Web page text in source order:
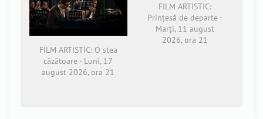
FILM ARTISTIC: O stea
căzătoare - Luni, 17
august 2026, ora 21
FILM ARTISTIC:
Prințesă de departe -
Marți, 11 august
2026, ora 21